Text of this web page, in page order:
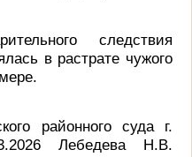
следствия
в растрате чужого
районного суда г.
Лебедева Н.В.